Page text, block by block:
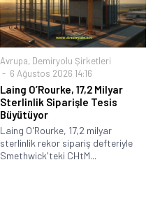
Avrupa, Demiryolu Şirketleri
6 Ağustos 2026 14:16
Laing O’Rourke, 17,2 Milyar
Sterlinlik Siparişle Tesis
Büyütüyor
Laing O'Rourke, 17,2 milyar
sterlinlik rekor sipariş defteriyle
Smethwick'teki CHtM...